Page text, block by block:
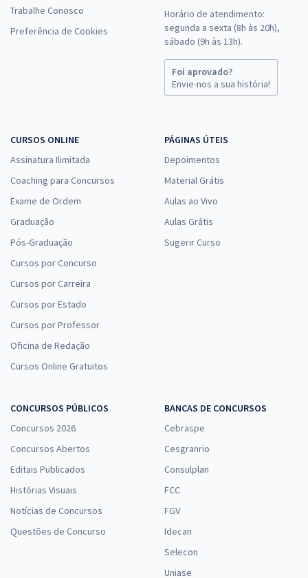
Trabalhe Conosco
Preferência de Cookies
Horário de atendimento:
segunda a sexta (8h às 20h),
sábado (9h às 13h).
Foi aprovado?
Envie-nos a sua história!
CURSOS ONLINE
Assinatura Ilimitada
Coaching para Concursos
Exame de Ordem
Graduação
Pós-Graduação
Cursos por Concurso
Cursos por Carreira
Cursos por Estado
Cursos por Professor
Oficina de Redação
Cursos Online Gratuitos
PÁGINAS ÚTEIS
Depoimentos
Material Grátis
Aulas ao Vivo
Aulas Grátis
Sugerir Curso
CONCURSOS PÚBLICOS
Concursos 2026
Concursos Abertos
Editais Publicados
Histórias Visuais
Notícias de Concursos
Questões de Concurso
BANCAS DE CONCURSOS
Cebraspe
Cesgranrio
Consulplan
FCC
FGV
Idecan
Selecon
Uniase